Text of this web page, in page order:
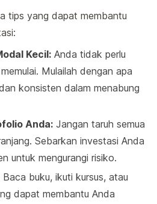
tips yang dapat membantu
Kecil: Anda tidak perlu
Mulailah dengan apa
konsisten dalam menabung
Anda: Jangan taruh semua
Sebarkan investasi Anda
untuk mengurangi risiko.
Baca buku, ikuti kursus, atau
dapat membantu Anda